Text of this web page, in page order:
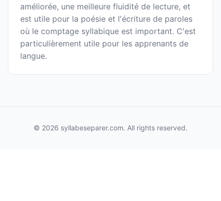
améliorée, une meilleure fluidité de lecture, et
est utile pour la poésie et l'écriture de paroles
où le comptage syllabique est important. C'est
particulièrement utile pour les apprenants de
langue.
© 2026 syllabeseparer.com. All rights reserved.